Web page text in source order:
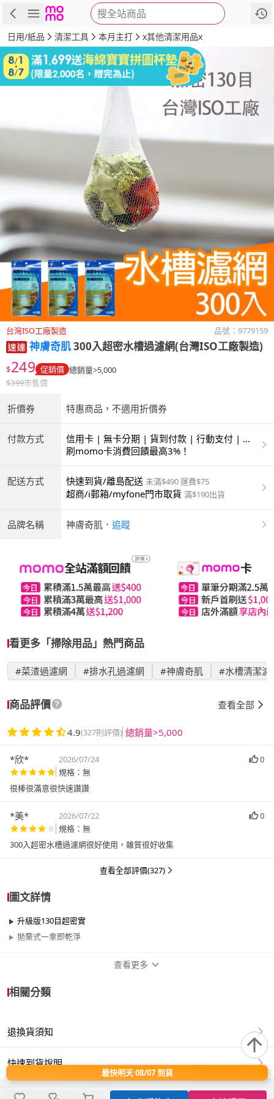
搜全站商品
商品 評價 詳情
日用/紙品 清潔工具 本月主打 x其他清潔用品x
台灣ISO工廠製造 品號： 9779159
神膚奇肌300入超密水槽過濾網(台灣ISO工廠製造)
$249 促銷價 總銷量>5,000
$399市售價
折價券 特惠商品，不適用折價券
付款方式
信用卡 | 無卡分期 | 貨到付款 | 行動支付 | 超
商付款 | ATM | 銀聯卡 | 銀行帳戶付款
刷momo卡消費回饋最高3%！
配送方式 快速到貨/離島配送 未滿$490 運費$75
超商/i郵箱/myfone門市取貨 滿$190出貨
品牌名稱 神膚奇肌 ． 追蹤
看更多「掃除用品」熱門商品
#菜渣過濾網 #排水孔過濾網 #神膚奇肌 #水槽清潔濾
商品評價 查看全部
4.9(327則評價) 總銷量>5,000
*欣* 2026/07/24
0
規格：無
很棒很滿意很快速讚讚
*美* 2026/07/22
0
規格：無
300入超密水槽過濾網很好使用，雜質很好收集
查看全部評價(327)
圖文詳情
升級版130目超密實
拋棄式一拿即乾淨
適用於
規格：22CM±5% (130目)
查看更多
相關分類
退換貨須知
快速到貨說明
最快明天 08/07 到貨